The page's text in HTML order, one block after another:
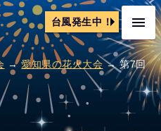
台風発生中！
→愛知県の花火大会→ 第7回